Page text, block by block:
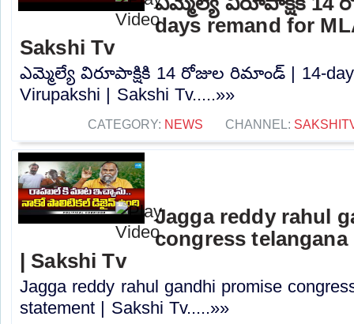
days remand for
Sakshi Tv
ఎమ్మెల్యే విరూపాక్షికి 14 రోజుల రిమాండ్‌ | 14-
Virupakshi | Sakshi Tv.....»»
CATEGORY: NEWS CHANNEL:
Jagga reddy rahul
congress
| Sakshi Tv
Jagga reddy rahul gandhi promise
statement | Sakshi Tv.....»»